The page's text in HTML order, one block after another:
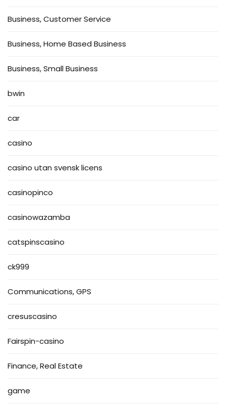
Business, Customer Service
Business, Home Based Business
Business, Small Business
bwin
car
casino
casino utan svensk licens
casinopinco
casinowazamba
catspinscasino
ck999
Communications, GPS
cresuscasino
Fairspin-casino
Finance, Real Estate
game